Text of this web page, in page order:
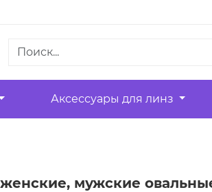
Аксессуары для линз
мужские